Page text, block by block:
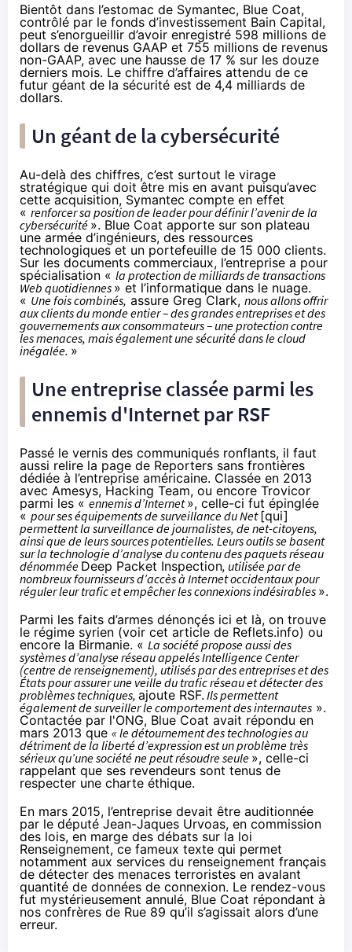
Bientôt dans l’estomac de Symantec, Blue Coat,
contrôlé par le fonds d’investissement Bain Capital,
peut s’enorgueillir d’avoir enregistré 598 millions de
dollars de revenus GAAP et 755 millions de revenus
non-GAAP, avec une hausse de 17 % sur les douze
derniers mois. Le chiffre d’affaires attendu de ce
futur géant de la sécurité est de 4,4 milliards de
dollars.
Un géant de la cybersécurité
Au-delà des chiffres, c’est surtout le virage
stratégique qui doit être mis en avant puisqu’avec
cette acquisition, Symantec compte en effet
« renforcer sa position de leader pour définir l’avenir de la
cybersécurité ». Blue Coat apporte sur son plateau
une armée d’ingénieurs, des ressources
technologiques et un portefeuille de 15 000 clients.
Sur les documents commerciaux, l’entreprise a pour
spécialisation « la protection de milliards de transactions
Web quotidiennes » et l’informatique dans le nuage.
« Une fois combinés, assure Greg Clark, nous allons offrir
aux clients du monde entier–des grandes entreprises et des
gouvernements aux consommateurs – une protection contre
les menaces, mais également une sécurité dans le cloud
inégalée. »
Une entreprise classée parmi les
ennemis d'Internet par RSF
Passé le vernis des communiqués ronflants, il faut
aussi relire la page de Reporters sans frontières
dédiée à l’entreprise américaine. Classée en 2013
avec Amesys, Hacking Team, ou encore Trovicor
parmi les «ennemis d’Internet», celle-ci fut épinglée
« pour ses équipements de surveillance du Net[qui]
permettent la surveillance de journalistes, de net-citoyens,
ainsi que de leurs sources potentielles. Leurs outils se basent
sur la technologie d’analyse du contenu des paquets réseau
dénommée Deep Packet Inspection, utilisée par de
nombreux fournisseurs d’accès à Internet occidentaux pour
réguler leur trafic et empêcher les connexions indésirables ».
Parmi les faits d’armes dénonçés ici et là, on trouve
le régime syrien (voir cet article de Reflets.info) ou
encore la Birmanie. « La société propose aussi des
systèmes d’analyse réseau appelés Intelligence Center
(centre de renseignement), utilisés par des entreprises et des
États pour assurer une veille du trafic réseau et détecter des
problèmes techniques, ajoute RSF. Ils permettent
également de surveiller le comportement des internautes ».
Contactée par l'ONG, Blue Coat avait répondu en
mars 2013 que « le détournement des technologies au
détriment de la liberté d’expression est un problème très
sérieux qu’une société ne peut résoudre seule », celle-ci
rappelant que ses revendeurs sont tenus de
respecter une charte éthique.
En mars 2015, l’entreprise devait être auditionnée
par le député Jean-Jaques Urvoas, en commission
des lois, en marge des débats sur la loi
Renseignement, ce fameux texte qui permet
notamment aux services du renseignement français
de détecter des menaces terroristes en avalant
quantité de données de connexion. Le rendez-vous
fut mystérieusement annulé, Blue Coat répondant à
nos confrères de Rue 89 qu’il s’agissait alors d’une
erreur.